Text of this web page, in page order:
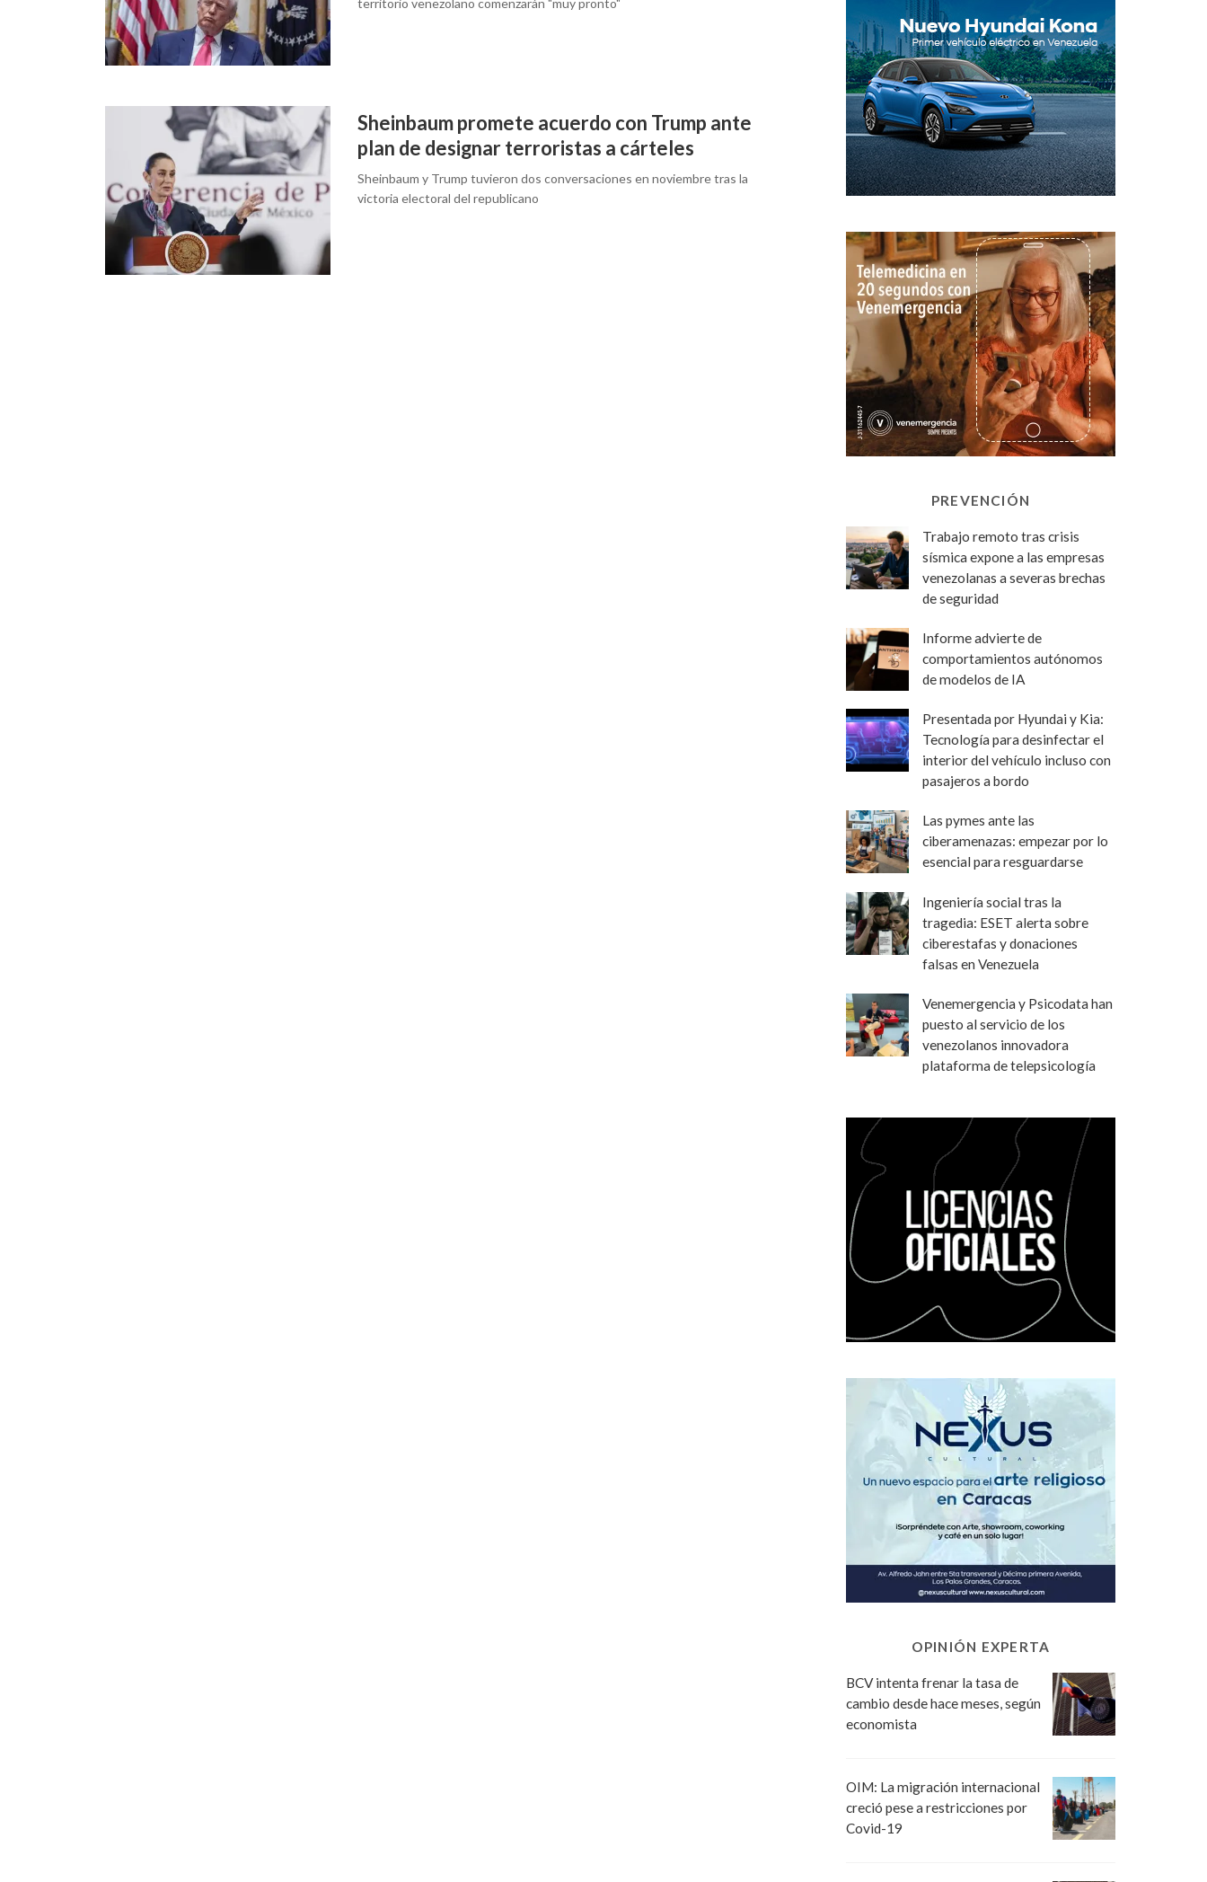
territorio venezolano comenzarán "muy pronto"
Sheinbaum promete acuerdo con Trump ante
plan de designar terroristas a cárteles
Sheinbaum y Trump tuvieron dos conversaciones en noviembre tras la
victoria electoral del republicano
PREVENCIÓN
Trabajo remoto tras crisis
sísmica expone a las empresas
venezolanas a severas brechas
de seguridad
Informe advierte de
comportamientos autónomos
de modelos de IA
Presentada por Hyundai y Kia:
Tecnología para desinfectar el
interior del vehículo incluso con
pasajeros a bordo
Las pymes ante las
ciberamenazas: empezar por lo
esencial para resguardarse
Ingeniería social tras la
tragedia: ESET alerta sobre
ciberestafas y donaciones
falsas en Venezuela
Venemergencia y Psicodata han
puesto al servicio de los
venezolanos innovadora
plataforma de telepsicología
OPINIÓN EXPERTA
BCV intenta frenar la tasa de
cambio desde hace meses, según
economista
OIM: La migración internacional
creció pese a restricciones por
Covid-19